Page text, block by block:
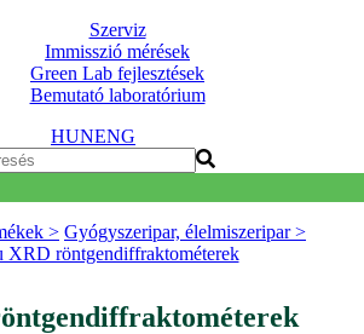
Szerviz
Immisszió mérések
Green Lab fejlesztések
Bemutató laboratórium
HUNENG
> Gyógyszeripar, élelmiszeripar >
XRD röntgendiffraktométerek